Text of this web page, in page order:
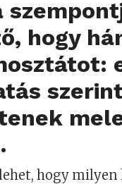
hogy
hogy milyen